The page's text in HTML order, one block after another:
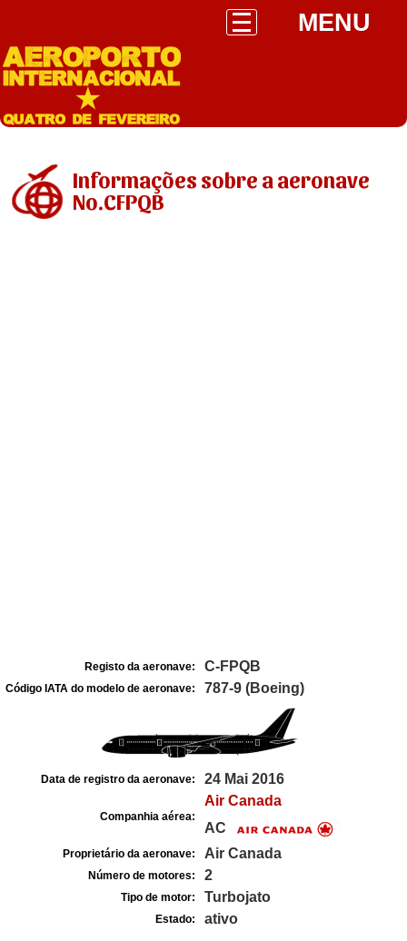
MENU
Informações sobre a aeronave
No.CFPQB
Registo da aeronave: C-FPQB
Código IATA do modelo de aeronave: 787-9 (Boeing)
Data de registro da aeronave: 24 Mai 2016
Companhia aérea:
Air Canada
AC
Proprietário da aeronave: Air Canada
Número de motores: 2
Tipo de motor: Turbojato
Estado: ativo